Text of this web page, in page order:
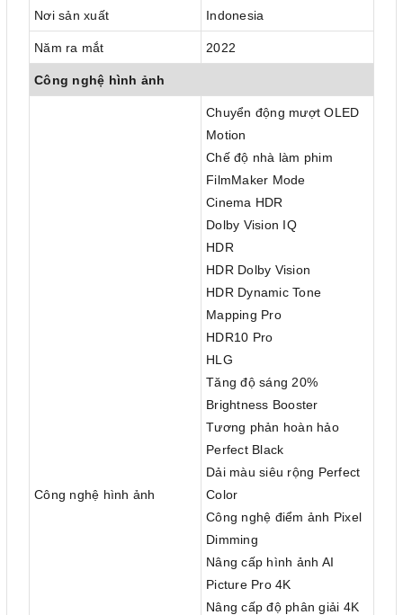
Nơi sản xuất Indonesia
Năm ra mắt 2022
Công nghệ hình ảnh
Công nghệ hình ảnh
Chuyển động mượt OLED
Motion
Chế độ nhà làm phim
FilmMaker Mode
Cinema HDR
Dolby Vision IQ
HDR
HDR Dolby Vision
HDR Dynamic Tone
Mapping Pro
HDR10 Pro
HLG
Tăng độ sáng 20%
Brightness Booster
Tương phản hoàn hảo
Perfect Black
Dải màu siêu rộng Perfect
Color
Công nghệ điểm ảnh Pixel
Dimming
Nâng cấp hình ảnh AI
Picture Pro 4K
Nâng cấp độ phân giải 4K